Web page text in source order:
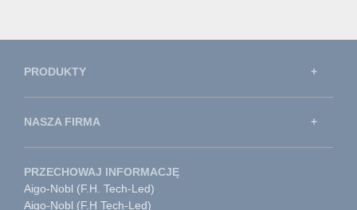
PRODUKTY
NASZA FIRMA
PRZECHOWAJ INFORMACJĘ
Aigo-Nobl (F.H. Tech-Led)
Aigo-Nobl (F.H Tech-Led)